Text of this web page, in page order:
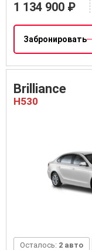
1 134 900 ₽
Забронировать
Brilliance
H530
Осталось: 2 авто